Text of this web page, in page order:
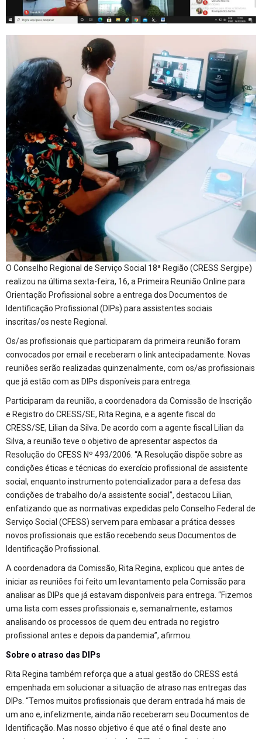
O Conselho Regional de Serviço Social 18ª Região (CRESS Sergipe)
realizou na última sexta-feira, 16, a Primeira Reunião Online para
Orientação Profissional sobre a entrega dos Documentos de
Identificação Profissional (DIPs) para assistentes sociais
inscritas/os neste Regional.
Os/as profissionais que participaram da primeira reunião foram
convocados por email e receberam o link antecipadamente. Novas
reuniões serão realizadas quinzenalmente, com os/as profissionais
que já estão com as DIPs disponíveis para entrega.
Participaram da reunião, a coordenadora da Comissão de Inscrição
e Registro do CRESS/SE, Rita Regina, e a agente fiscal do
CRESS/SE, Lilian da Silva. De acordo com a agente fiscal Lilian da
Silva, a reunião teve o objetivo de apresentar aspectos da
Resolução do CFESS Nº 493/2006. “A Resolução dispõe sobre as
condições éticas e técnicas do exercício profissional de assistente
social, enquanto instrumento potencializador para a defesa das
condições de trabalho do/a assistente social”, destacou Lilian,
enfatizando que as normativas expedidas pelo Conselho Federal de
Serviço Social (CFESS) servem para embasar a prática desses
novos profissionais que estão recebendo seus Documentos de
Identificação Profissional.
A coordenadora da Comissão, Rita Regina, explicou que antes de
iniciar as reuniões foi feito um levantamento pela Comissão para
analisar as DIPs que já estavam disponíveis para entrega. “Fizemos
uma lista com esses profissionais e, semanalmente, estamos
analisando os processos de quem deu entrada no registro
profissional antes e depois da pandemia”, afirmou.
Sobre o atraso das DIPs
Rita Regina também reforça que a atual gestão do CRESS está
empenhada em solucionar a situação de atraso nas entregas das
DIPs. “Temos muitos profissionais que deram entrada há mais de
um ano e, infelizmente, ainda não receberam seu Documentos de
Identificação. Mas nosso objetivo é que até o final deste ano